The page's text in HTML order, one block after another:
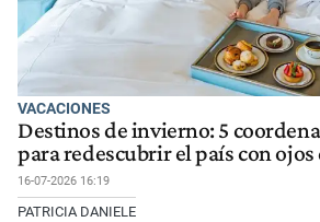
VACACIONES
Destinos de invierno: 5
para redescubrir el país con
16-07-2026 16:19
PATRICIA DANIELE